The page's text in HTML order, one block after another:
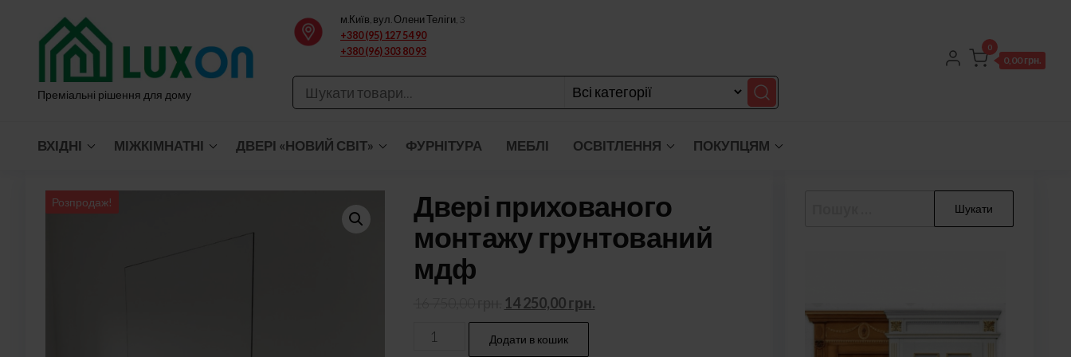
Преміальні рішення для дому
м.Київ, вул. Олени Теліги, 3
+380 (95) 127 54 90
+380 (96) 303 80 93
0
0,00 грн.
ВХІДНІ МІЖКІМНАТНІ ДВЕРІ «НОВИЙ СВІТ» ФУРНІТУРА МЕБЛІ ОСВІТЛЕННЯ ПОКУПЦЯМ
Розпродаж!
Двері прихованого
монтажу грунтований
мдф
Оригінальна
ціна:
16
14 250,00грн.Поточна
Двері
Додати в кошик